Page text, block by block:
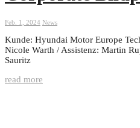
Feb. 1, 2024 News
Kunde: Hyundai Motor Europe
Nicole Warth / Assistenz: Martin
Sauritz
read more